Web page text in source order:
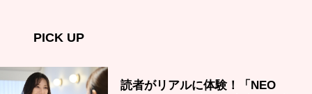
PICK UP
読者がリアルに体験！「NEO